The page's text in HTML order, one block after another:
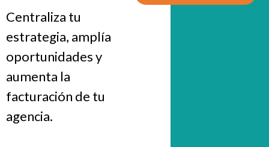
Centraliza tu
estrategia, amplía
oportunidades y
aumenta la
facturación de tu
agencia.